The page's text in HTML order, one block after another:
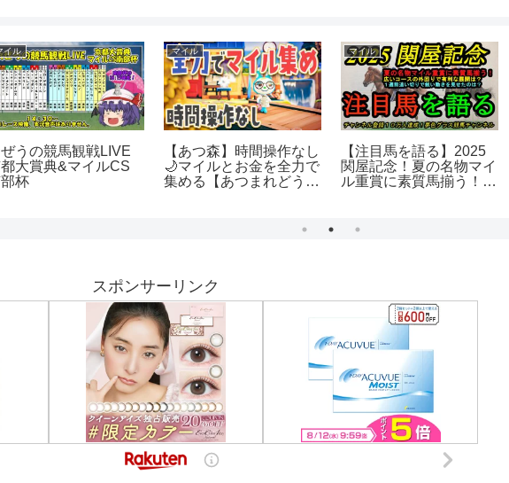
ルーズ
く繋いだが】男女混
レーボール大会のプ
【バレーボール大
マイル
【マイルで世界一周ビジ
ネスクラスの旅】#47 ワ
ルシャワ空港 ビジネス
マイル
【ウマ娘Live】～初見さ
ん歓迎～ 逃2先1でマ
イルチャンミ走っちゃう
スポンサーリンク